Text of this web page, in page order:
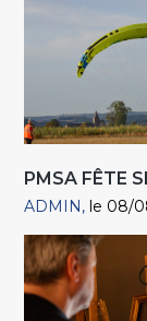
PMSA FÊTE
ADMIN le 08/